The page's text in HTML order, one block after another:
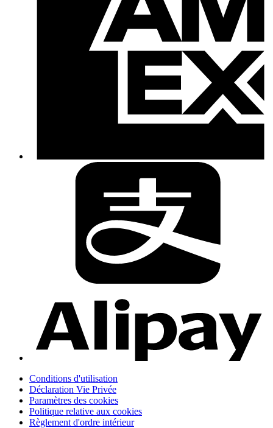
Conditions d'utilisation
Déclaration Vie Privée
Paramètres des cookies
Politique relative aux cookies
Règlement d'ordre intérieur